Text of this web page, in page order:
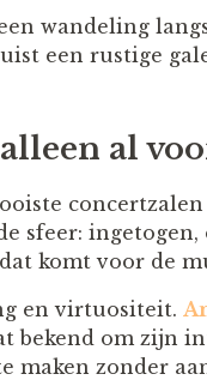
wandeling
een rustige
al
sfeer:
komt voor de
en virtuositeit.
bekend om zijn
maken zonder